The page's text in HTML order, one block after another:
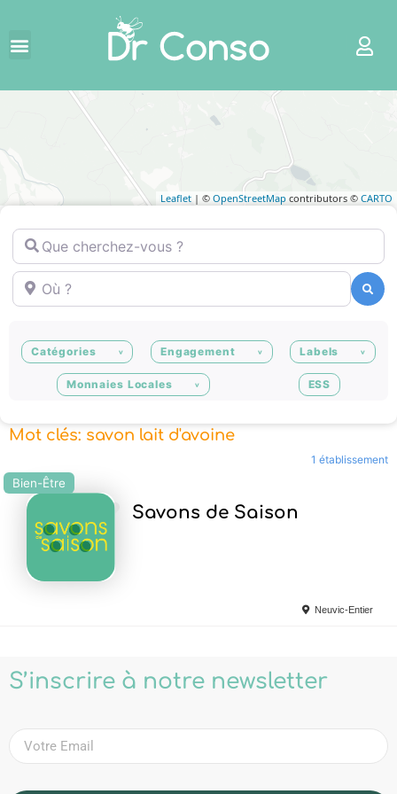
Leaflet | © OpenStreetMap contributors © CARTO
Que cherchez-vous ?
Où ?
Catégories Engagement Labels
Monnaies Locales ESS
Mot clés: savon lait d'avoine
1 établissement
Bien-Être
Savons de Saison
Neuvic-Entier
S’inscrire à notre newsletter